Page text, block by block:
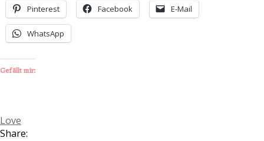
Pinterest Facebook E-Mail
WhatsApp
Gefällt mir:
Love
Share: